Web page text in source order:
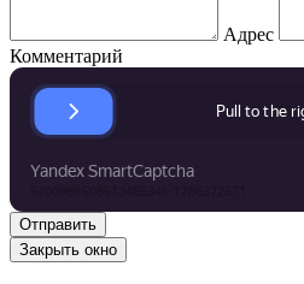
Адрес
Комментарий
Закрыть окно